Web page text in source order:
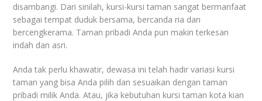
disambangi. Dari sinilah, kursi-kursi taman sangat bermanfaat
sebagai tempat duduk bersama, bercanda ria dan
bercengkerama. Taman pribadi Anda pun makin terkesan
indah dan asri.
Anda tak perlu khawatir, dewasa ini telah hadir variasi kursi
taman yang bisa Anda pilih dan sesuaikan dengan taman
pribadi milik Anda. Atau, jika kebutuhan kursi taman kota kian